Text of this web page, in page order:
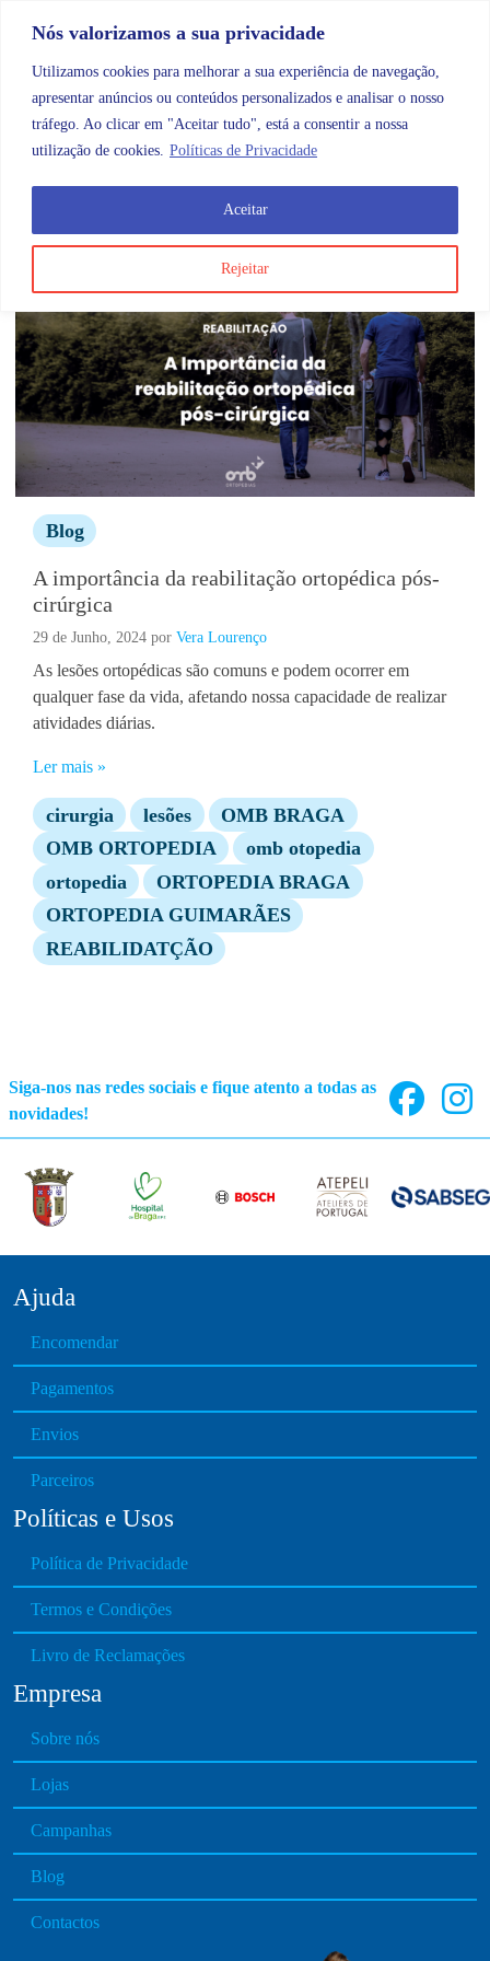
Nós valorizamos a sua privacidade
Utilizamos cookies para melhorar a sua experiência de navegação,
apresentar anúncios ou conteúdos personalizados e analisar o nosso
tráfego. Ao clicar em "Aceitar tudo", está a consentir a nossa
utilização de cookies. Políticas de Privacidade
Rejeitar
Aceitar
Categorias
Etiqueta:cirurgia
Blog
A importância da reabilitação ortopédica pós-
cirúrgica
29 de Junho, 2024 por Vera Lourenço
As lesões ortopédicas são comuns e podem ocorrer em
qualquer fase da vida, afetando nossa capacidade de realizar
atividades diárias.
Ler mais »
cirurgia lesões
OMB BRAGA
OMB ORTOPEDIA
omb otopedia
ortopedia
ORTOPEDIA BRAGA
ORTOPEDIA GUIMARÃES
REABILIDATÇÃO
Siga-nos nas redes sociais e fique atento a todas as
novidades!
Ajuda
Encomendar
Pagamentos
Envios
Parceiros
Políticas e Usos
Política de Privacidade
Termos e Condições
Livro de Reclamações
Empresa
Sobre nós
Lojas
Campanhas
Blog
Contactos